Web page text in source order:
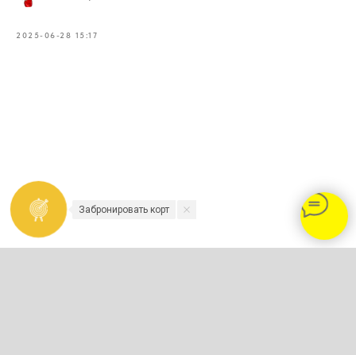
2025-06-28 15:17
Забронировать корт